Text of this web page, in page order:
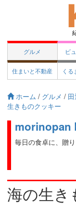
グルメ ビ
住まいと不動産 くる
ホーム / グルメ /
生きものクッキー
morinopan
毎日の食卓に、贈
海の生き